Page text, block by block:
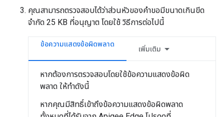
คุณสามารถตรวจสอบได้ว่าส่วนหัวของคำขอมีขนาดเกินขีด
จำกัด 25 KB ที่อนุญาต โดยใช้ วิธีการต่อไปนี้
ข้อความแสดงข้อผิดพลาด
เพิ่มเติม
หากต้องการตรวจสอบโดยใช้ข้อความแสดงข้อผิด
พลาด ให้ทำดังนี้
หากคุณมีสิทธิ์เข้าถึงข้อความแสดงข้อผิดพลาด